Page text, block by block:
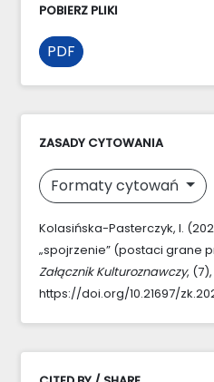
POBIERZ PLIKI
PDF
ZASADY CYTOWANIA
Formaty cytowań
Kolasińska-Pasterczyk, I.
„spojrzenie” (postaci grane
Załącznik Kulturoznawczy,
https://doi.org/10.21697/